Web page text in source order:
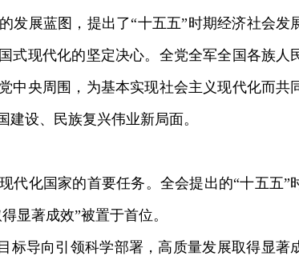
发展蓝图，提出了“十五五”时期经济社会发
式现代化的坚定决心。全党全军全国各族人
中央周围，为基本实现社会主义现代化而共
设、民族复兴伟业新局面。
化国家的首要任务。全会提出的“十五五”
显著成效”被置于首位。
导向引领科学部署，高质量发展取得显著